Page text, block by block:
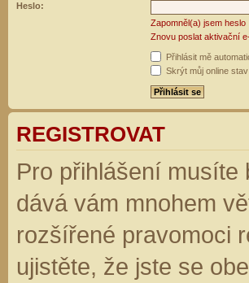
Heslo:
Zapomněl(a) jsem heslo
Znovu poslat aktivační
Přihlásit mě
Skrýt můj online
REGISTROVAT
Pro přihlášení musíte
dává vám mnohem
rozšířené pravomoci
ujistěte, že jste se